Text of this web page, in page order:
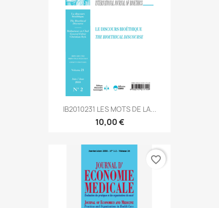
IB2010231 LES MOTS DE LA...
10,00 €
favorite_border